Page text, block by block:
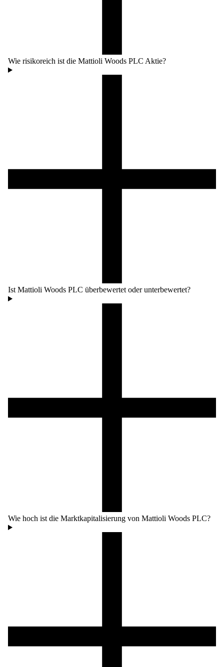
Wie risikoreich ist die Mattioli Woods PLC Aktie?
Ist Mattioli Woods PLC überbewertet oder unterbewertet?
Wie hoch ist die Marktkapitalisierung von Mattioli Woods PLC?